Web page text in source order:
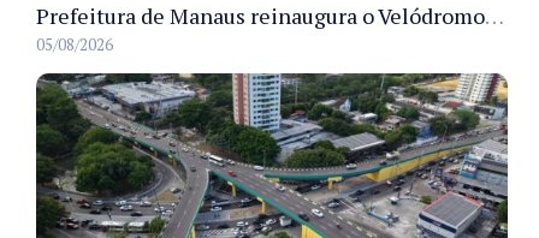
Prefeitura de Manaus reinaugura o Velódromo Professora Alzira Campos e entrega espaço esportivo totalmente revitalizado
05/08/2026